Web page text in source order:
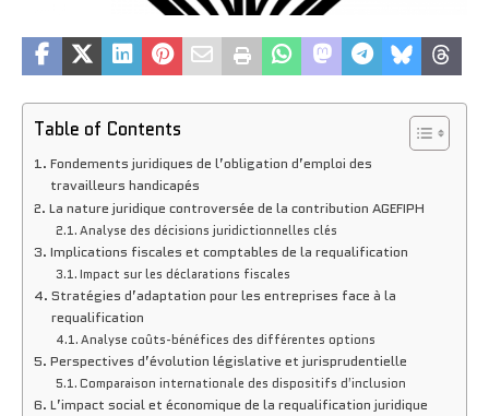
Table of Contents
Fondements juridiques de l’obligation d’emploi des
travailleurs handicapés
La nature juridique controversée de la contribution AGEFIPH
Analyse des décisions juridictionnelles clés
Implications fiscales et comptables de la requalification
Impact sur les déclarations fiscales
Stratégies d’adaptation pour les entreprises face à la
requalification
Analyse coûts-bénéfices des différentes options
Perspectives d’évolution législative et jurisprudentielle
Comparaison internationale des dispositifs d’inclusion
L’impact social et économique de la requalification juridique